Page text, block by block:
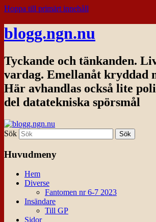
Hoppa till primärt innehåll
blogg.ngn.nu
Tyckande och tänkanden.
vardag. Emellanåt kryddad
Här avhandlas också lite
del datatekniska spörsmål
Sök
Huvudmeny
Hem
Diverse
Fantomen nr 6-7 2023
Insändare
Till GP
Sidor